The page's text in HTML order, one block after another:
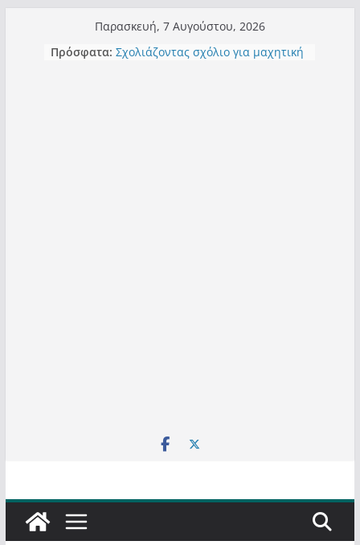
περιεχόμενο
Παρασκευή, 7 Αυγούστου, 2026
Πρόσφατα: Σχολιάζοντας σχόλιο για μαχητική